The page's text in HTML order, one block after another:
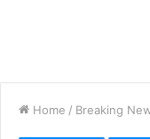
Home / Breaking